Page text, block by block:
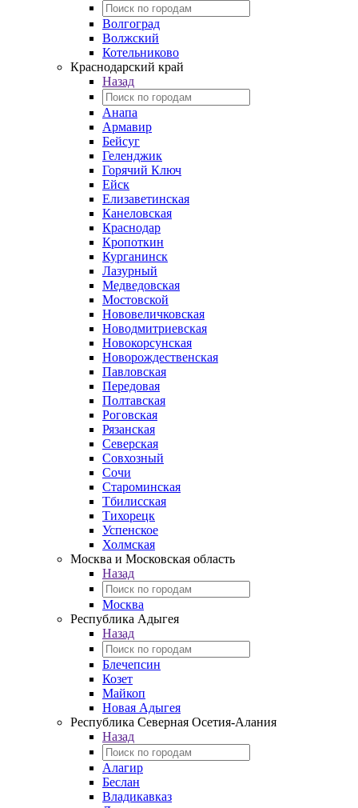
Волгоград
Волжский
Котельниково
Краснодарский край
Назад
Анапа
Армавир
Бейсуг
Геленджик
Горячий Ключ
Ейск
Елизаветинская
Канеловская
Краснодар
Кропоткин
Курганинск
Лазурный
Медведовская
Мостовской
Нововеличковская
Новодмитриевская
Новокорсунская
Новорождественская
Павловская
Передовая
Полтавская
Роговская
Рязанская
Северская
Совхозный
Сочи
Староминская
Тбилисская
Тихорецк
Успенское
Холмская
Москва и Московская область
Назад
Москва
Республика Адыгея
Назад
Блечепсин
Козет
Майкоп
Новая Адыгея
Республика Северная Осетия-Алания
Назад
Алагир
Беслан
Владикавказ